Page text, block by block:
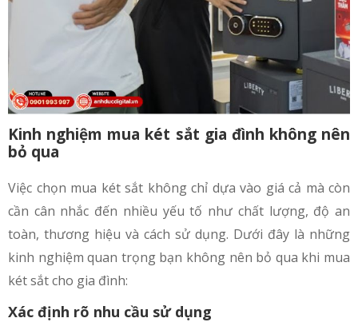
Kinh nghiệm mua két sắt gia đình​ không nên
bỏ qua
Việc chọn mua két sắt không chỉ dựa vào giá cả mà còn
cần cân nhắc đến nhiều yếu tố như chất lượng, độ an
toàn, thương hiệu và cách sử dụng. Dưới đây là những
kinh nghiệm quan trọng bạn không nên bỏ qua khi mua
két sắt cho gia đình:
Xác định rõ nhu cầu sử dụng